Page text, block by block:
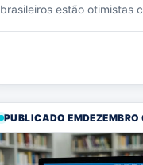
brasileiros estão otimistas
PUBLICADO EM